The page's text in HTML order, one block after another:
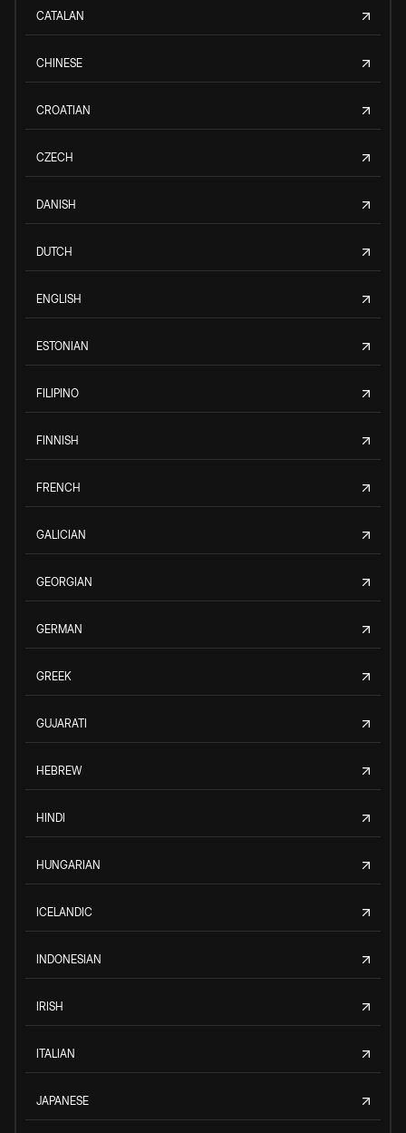
CATALAN
CHINESE
CROATIAN
CZECH
DANISH
DUTCH
ENGLISH
ESTONIAN
FILIPINO
FINNISH
FRENCH
GALICIAN
GEORGIAN
GERMAN
GREEK
GUJARATI
HEBREW
HINDI
HUNGARIAN
ICELANDIC
INDONESIAN
IRISH
ITALIAN
JAPANESE